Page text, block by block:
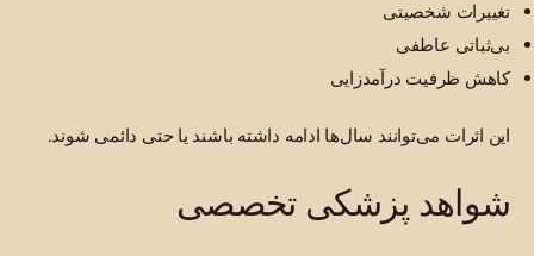
تغییرات شخصیتی
بی‌ثباتی عاطفی
کاهش ظرفیت درآمدزایی
این اثرات می‌توانند سال‌ها ادامه داشته باشند یا حتی دائمی شوند.
شواهد پزشکی تخصصی